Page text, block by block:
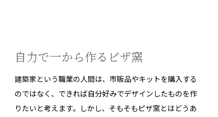
自力で一から作るピザ窯
建築家という職業の人間は、市販品やキットを購入する
のではなく、できれば自分好みでデザインしたものを作
りたいと考えます。しかし、そもそもピザ窯とはどうあ